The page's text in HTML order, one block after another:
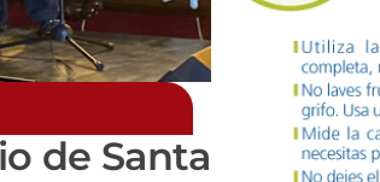
de Santa